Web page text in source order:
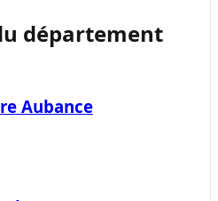
département
Aubance